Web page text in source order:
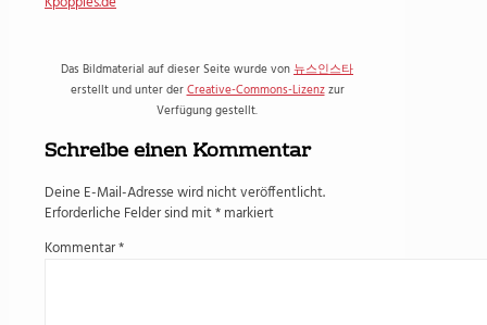
Das Bildmaterial auf dieser Seite wurde von뉴스인스타
erstellt und unter derCreative-Commons-Lizenzzur
Verfügung gestellt.
Schreibe einen Kommentar
Deine E-Mail-Adresse wird nicht veröffentlicht.
Erforderliche Felder sind mit*markiert
Kommentar*